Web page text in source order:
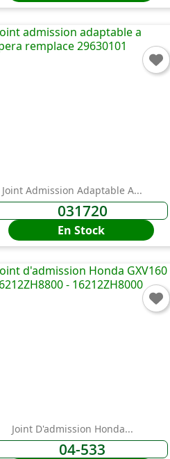
Joint Admission Adaptable A...
031720
En Stock
Joint D'admission Honda...
04-533 Connexion